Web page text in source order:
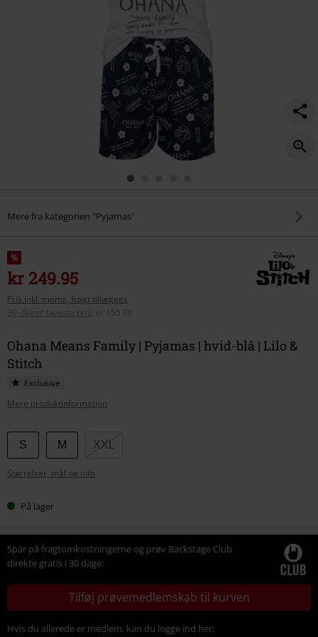
Mere fra kategorien "Pyjamas"
%
kr 249.95
Pris inkl. moms, fragt tillægges
30-dages laveste pris
kr 155.96
Ohana Means Family | Pyjamas | hvid-blå | Lilo &
Stitch
Exclusive
Mere produktinformation
Vælg
din
størrelse
S M XXL
Størrelser, mål og info
På lager
Spar på fragtomkostningerne og prøv Backstage Club
direkte gratis i 30 dage:
Tilføj prøvemedlemskab til kurven
Hvis du allerede er medlem, kan du logge ind her: